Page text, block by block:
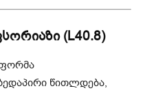
(L40.8)
წითლდება,